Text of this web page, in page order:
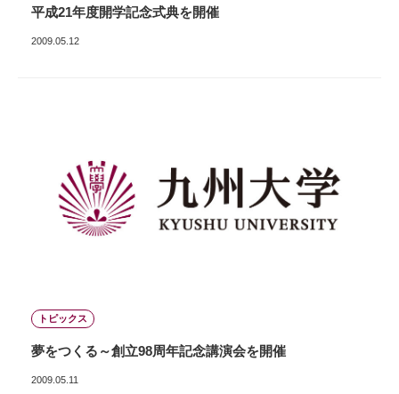
平成21年度開学記念式典を開催
2009.05.12
トピックス
夢をつくる～創立98周年記念講演会を開催
2009.05.11